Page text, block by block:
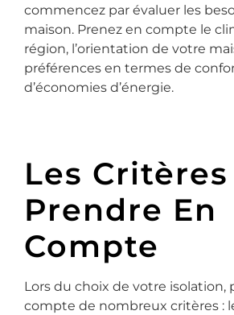
commencez par évaluer les
maison. Prenez en compte le
région, l’orientation de votre
préférences en termes de
d’économies d’énergie.
Les Critères
Prendre En
Compte
Lors du choix de votre isolation,
compte de nombreux critères :